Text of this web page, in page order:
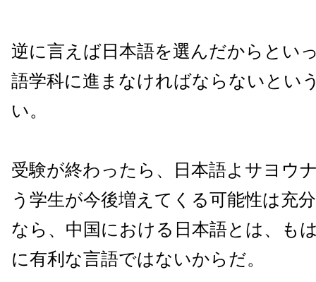
逆に言えば日本語を選んだからとい
語学科に進まなければならないとい
い。
受験が終わったら、日本語よサヨウ
う学生が今後増えてくる可能性は充
なら、中国における日本語とは、も
に有利な言語ではないからだ。